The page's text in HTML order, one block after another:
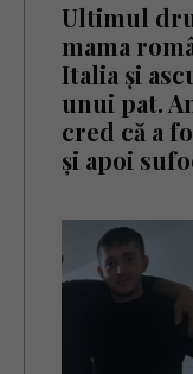
Ultimul
mama
Italia și
unui pat.
cred că a
și apoi